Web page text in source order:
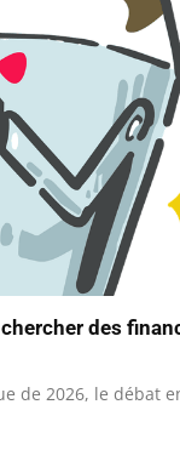
des
de 2026, le débat